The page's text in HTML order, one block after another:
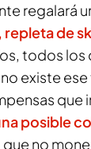
regalará
de
todos los
existe
que
posible
que no